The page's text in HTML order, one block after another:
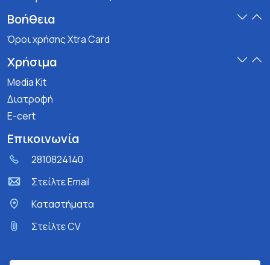
Βοήθεια
Όροι χρήσης Xtra Card
Χρήσιμα
Media Kit
Διατροφή
E-cert
Επικοινωνία
2810824140
Στείλτε Email
Kαταστήματα
Στείλτε CV